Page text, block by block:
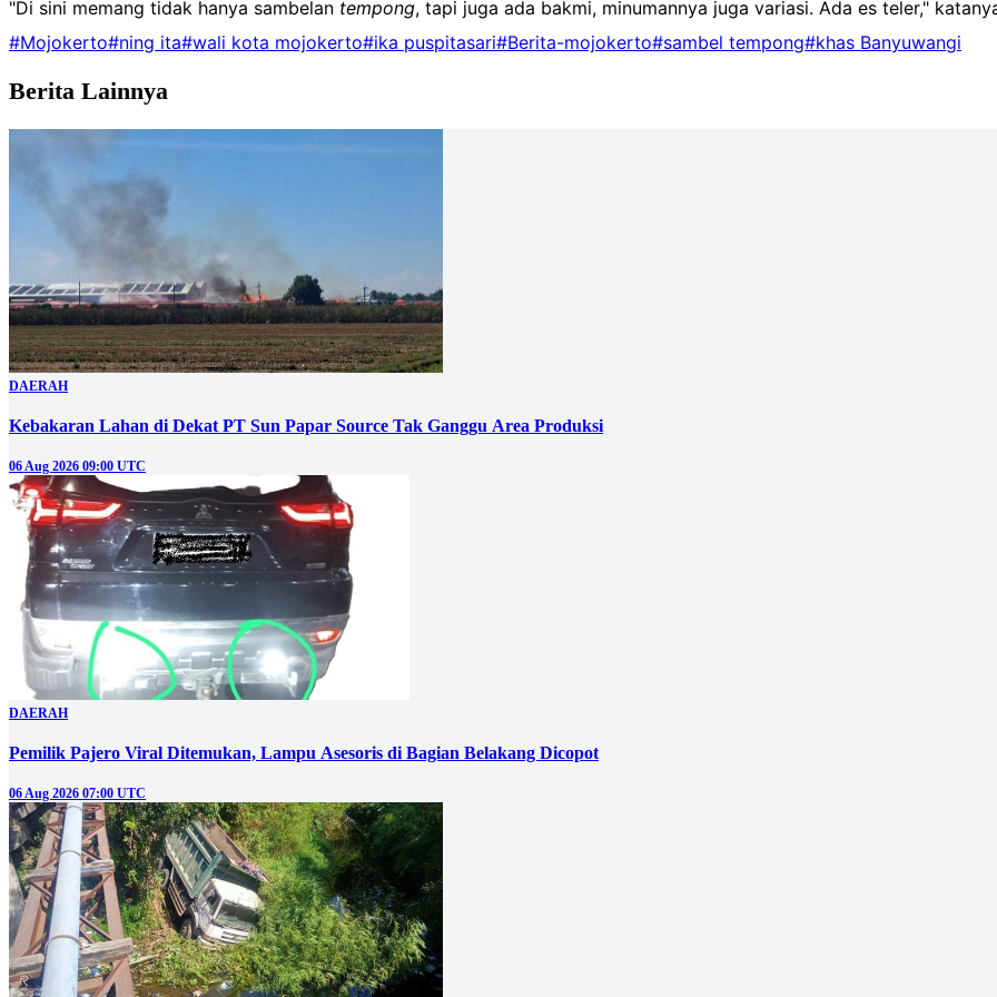
"Di sini memang tidak hanya sambelan tempong, tapi juga ada bakmi, minumannya juga variasi. Ada es teler,"
#Mojokerto#ning ita#wali kota mojokerto#ika puspitasari#Berita-mojokerto#sambel tempong#khas Banyuwangi
Berita Lainnya
DAERAH
Kebakaran Lahan di Dekat PT Sun Papar Source Tak Ganggu Area Produksi
06 Aug 2026 09:00 UTC
DAERAH
Pemilik Pajero Viral Ditemukan, Lampu Asesoris di Bagian Belakang Dicopot
06 Aug 2026 07:00 UTC